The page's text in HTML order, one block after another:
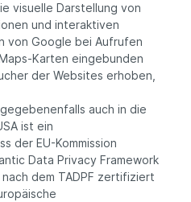
visuelle Darstellung von
und interaktiven
von Google bei Aufrufen
Karten eingebunden
der Websites erhoben,
auch in die
ist ein
der EU-Kommission
Data Privacy Framework
dem TADPF zertifiziert